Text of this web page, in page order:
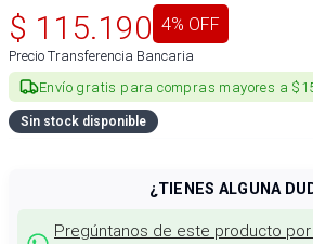
$ 115.190 4% OFF
Precio Transferencia Bancaria
Envío gratis para compras mayores a
Sin stock disponible
¿TIENES ALGUNA
Pregúntanos de este producto por